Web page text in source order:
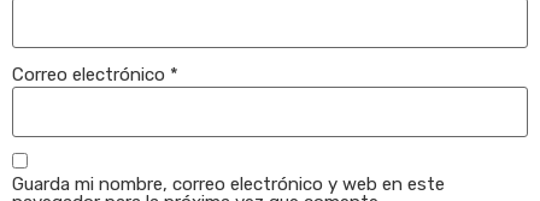
Correo electrónico *
Guarda mi nombre, correo electrónico y web en este